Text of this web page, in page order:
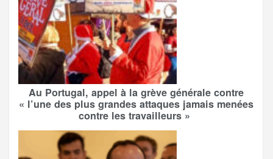
Au Portugal, appel à la grève générale contre
« l’une des plus grandes attaques jamais menées
contre les travailleurs »